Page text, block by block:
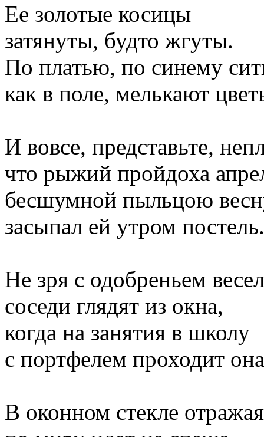
Ее золотые косицы
затянуты, будто жгуты.
По платью, по синему
как в поле, мелькают
И вовсе, представьте,
что рыжий пройдоха
бесшумной пыльцою
засыпал ей утром постель.
Не зря с одобреньем
соседи глядят из окна,
когда на занятия в школу
с портфелем проходит
В оконном стекле